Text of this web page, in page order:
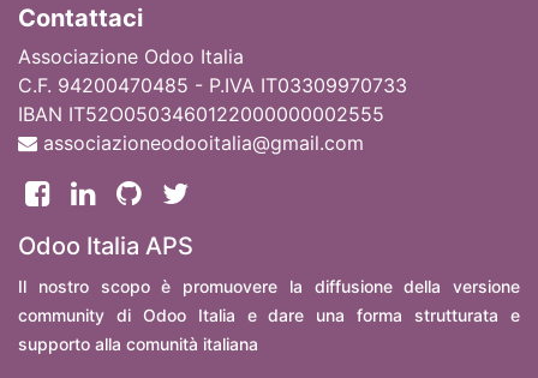
Contattaci
Associazione Odoo Italia
C.F. 94200470485 - P.IVA IT03309970733
IBAN IT52O0503460122000000002555
associazioneodooitalia@gmail.com
Odoo Italia APS
Il nostro scopo è promuovere la diffusione della versione
community di Odoo Italia e dare una forma strutturata e
supporto alla comunità italiana